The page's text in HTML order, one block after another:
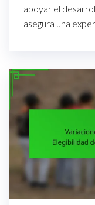
apoyar el
asegura una